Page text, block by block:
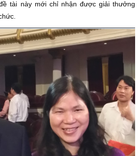
tài này mới chỉ nhận được giải thưởng